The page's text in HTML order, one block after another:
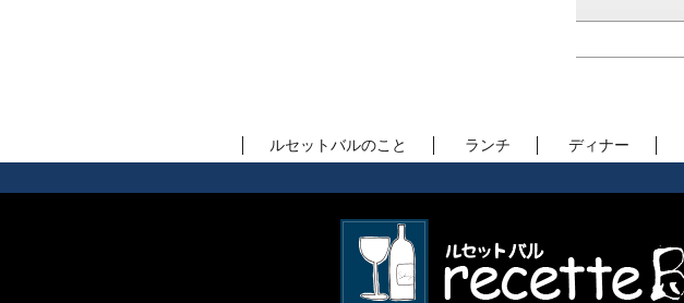
ルセットバルのこと ランチ ディナー